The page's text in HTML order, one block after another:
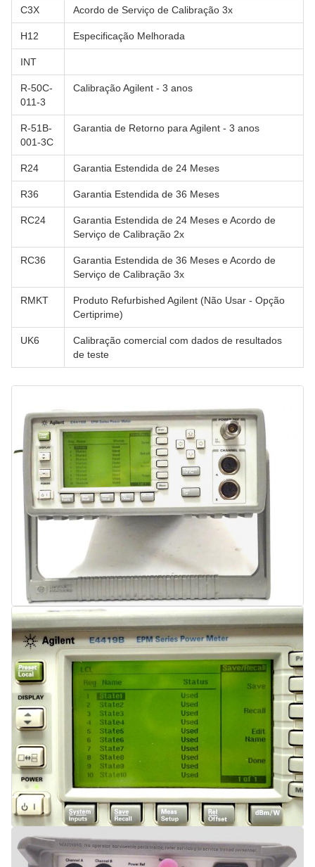
C3X Acordo de Serviço de Calibração 3x
H12 Especificação Melhorada
INT
R-50C-
011-3
Calibração Agilent - 3 anos
R-51B-
001-3C
Garantia de Retorno para Agilent - 3 anos
R24 Garantia Estendida de 24 Meses
R36 Garantia Estendida de 36 Meses
RC24
Garantia Estendida de 24 Meses e Acordo de
Serviço de Calibração 2x
RC36
Garantia Estendida de 36 Meses e Acordo de
Serviço de Calibração 3x
RMKT
Produto Refurbished Agilent (Não Usar - Opção
Certiprime)
UK6
Calibração comercial com dados de resultados
de teste